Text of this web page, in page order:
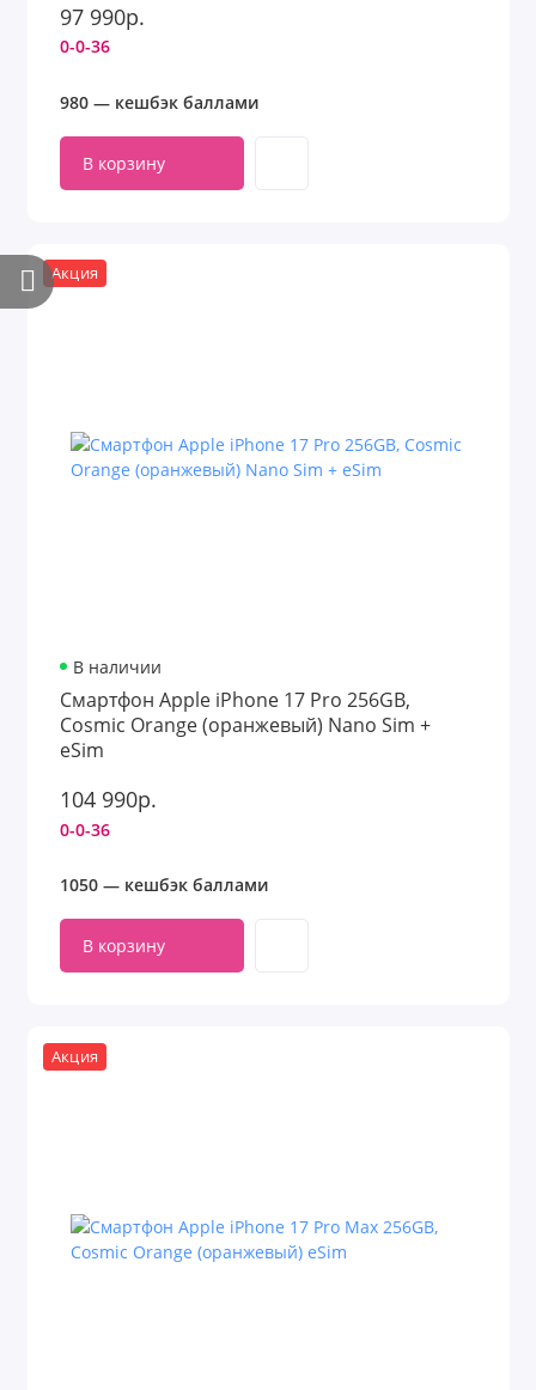
97 990р.
0-0-36
980 — кешбэк баллами
В корзину
Акция
В наличии
Смартфон Apple iPhone 17 Pro 256GB,
Cosmic Orange (оранжевый) Nano Sim +
eSim
104 990р.
0-0-36
1050 — кешбэк баллами
В корзину
Акция